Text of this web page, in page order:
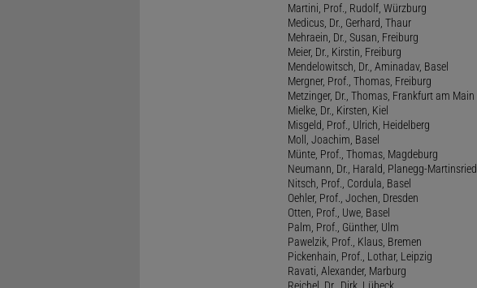
Martini, Prof., Rudolf, Würzburg
Medicus, Dr., Gerhard, Thaur
Mehraein, Dr., Susan, Freiburg
Meier, Dr., Kirstin, Freiburg
Mendelowitsch, Dr., Aminadav, Basel
Mergner, Prof., Thomas, Freiburg
Metzinger, Dr., Thomas, Frankfurt am Main
Mielke, Dr., Kirsten, Kiel
Misgeld, Prof., Ulrich, Heidelberg
Moll, Joachim, Basel
Münte, Prof., Thomas, Magdeburg
Neumann, Dr., Harald, Planegg-Martinsried
Nitsch, Prof., Cordula, Basel
Oehler, Prof., Jochen, Dresden
Otten, Prof., Uwe, Basel
Palm, Prof., Günther, Ulm
Pawelzik, Prof., Klaus, Bremen
Pickenhain, Prof., Lothar, Leipzig
Ravati, Alexander, Marburg